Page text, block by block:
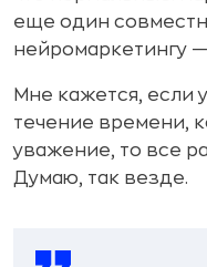
еще один
нейромаркетингу
Мне кажется, если
течение времени,
уважение, то все
Думаю, так везде.